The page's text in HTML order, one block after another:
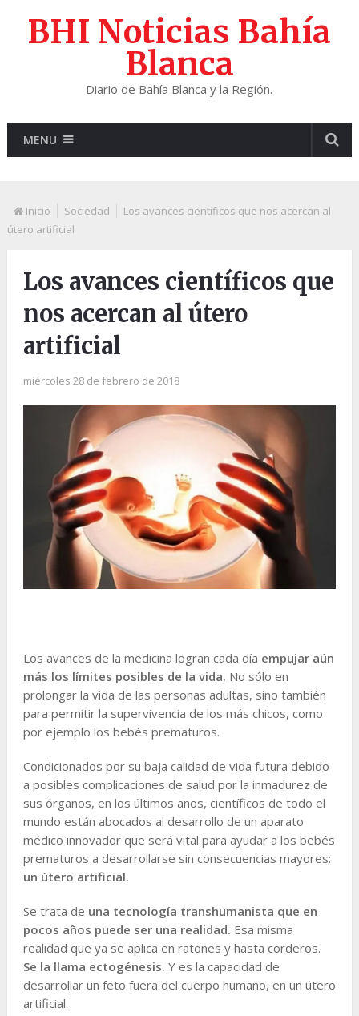
BHI Noticias Bahía
Blanca
Diario de Bahía Blanca y la Región.
MENU
Inicio Sociedad
Los avances científicos que nos acercan al
útero artificial
Los avances científicos que
nos acercan al útero
artificial
miércoles 28 de febrero de 2018
Los avances de la medicina logran cada día empujar aún
más los límites posibles de la vida. No sólo en
prolongar la vida de las personas adultas, sino también
para permitir la supervivencia de los más chicos, como
por ejemplo los bebés prematuros.
Condicionados por su baja calidad de vida futura debido
a posibles complicaciones de salud por la inmadurez de
sus órganos, en los últimos años, científicos de todo el
mundo están abocados al desarrollo de un aparato
médico innovador que será vital para ayudar a los bebés
prematuros a desarrollarse sin consecuencias mayores:
un útero artificial.
Se trata de una tecnología transhumanista que en
pocos años puede ser una realidad. Esa misma
realidad que ya se aplica en ratones y hasta corderos.
Se la llama ectogénesis. Y es la capacidad de
desarrollar un feto fuera del cuerpo humano, en un útero
artificial.